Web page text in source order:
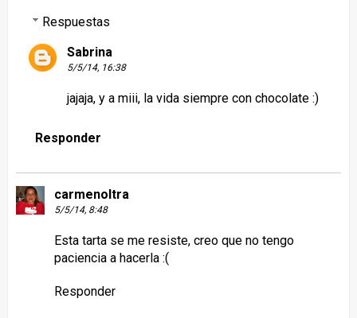
Respuestas
Sabrina
5/5/14, 16:38
jajaja, y a miii, la vida siempre con chocolate :)
Responder
carmenoltra
5/5/14, 8:48
Esta tarta se me resiste, creo que no tengo
paciencia a hacerla :(
Responder